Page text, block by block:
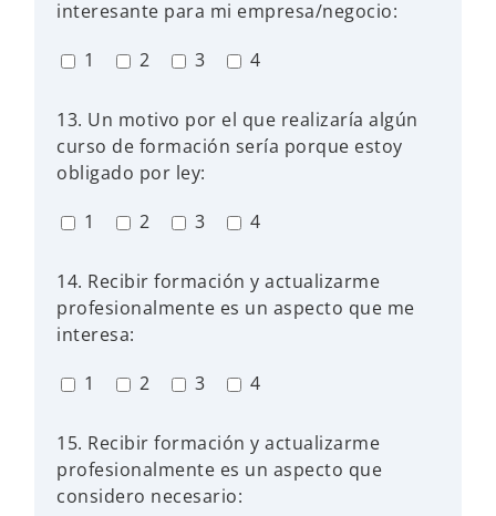
interesante para mi empresa/negocio:
1
2 3 4
13. Un motivo por el que realizaría algún
curso de formación sería porque estoy
obligado por ley:
1
2 3 4
14. Recibir formación y actualizarme
profesionalmente es un aspecto que me
interesa:
1
2 3 4
15. Recibir formación y actualizarme
profesionalmente es un aspecto que
considero necesario: